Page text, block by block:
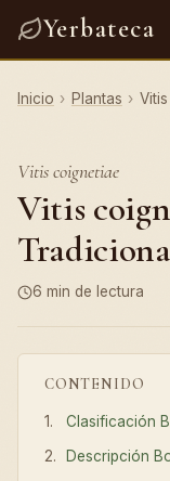
Yerbateca
Inicio › Plantas ›
Vitis coignetiae
Vitis
6 min de lectura
CONTENIDO
Clasificación
Descripción